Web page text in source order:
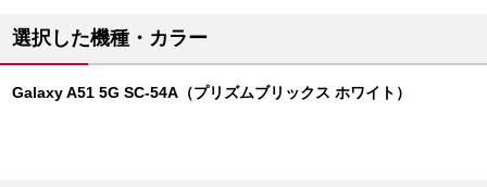
選択した機種・カラー
Galaxy A51 5G SC-54A（プリズムブリックス ホワイト）